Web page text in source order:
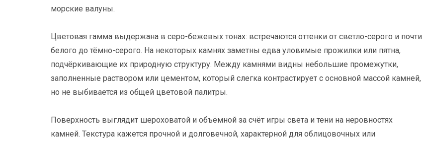
морские валуны.
Цветовая гамма выдержана в серо-бежевых тонах: встречаются оттенки от светло-серого и почти
белого до тёмно-серого. На некоторых камнях заметны едва уловимые прожилки или пятна,
подчёркивающие их природную структуру. Между камнями видны небольшие промежутки,
заполненные раствором или цементом, который слегка контрастирует с основной массой камней,
но не выбивается из общей цветовой палитры.
Поверхность выглядит шероховатой и объёмной за счёт игры света и тени на неровностях
камней. Текстура кажется прочной и долговечной, характерной для облицовочных или